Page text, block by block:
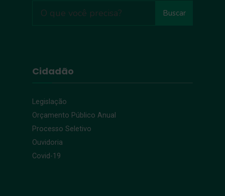
Buscar
Cidadão
Legislação
Orçamento Público Anual
Processo Seletivo
Ouvidoria
Covid-19